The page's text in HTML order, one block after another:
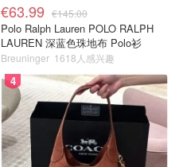
€63.99 €145.00
Polo Ralph Lauren POLO RALPH
LAUREN 深蓝色珠地布 Polo衫
Breuninger 1618人感兴趣
4